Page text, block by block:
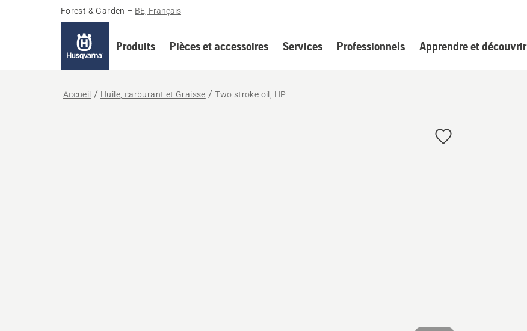
Forest & Garden – BE, Français
Produits Pièces et accessoires Services Professionnels Apprendre et découvrir
Accueil Huile, carburant et Graisse Two stroke oil, HP